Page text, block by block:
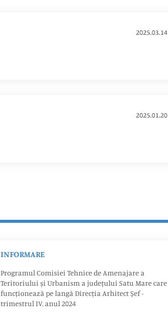
2025.03.14
2025.01.20
INFORMARE
Programul Comisiei Tehnice de Amenajare a
Teritoriului și Urbanism a județului Satu Mare care
funcționează pe langă Direcția Arhitect Șef -
trimestrul IV, anul 2024